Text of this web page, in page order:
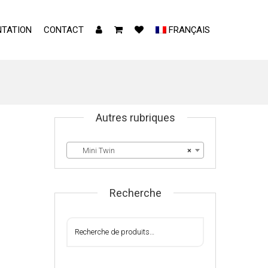
CONTACT FRANÇAIS
Autres rubriques
×
Mini Twin
Recherche